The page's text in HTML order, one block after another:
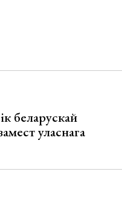
беларускай
уласнага